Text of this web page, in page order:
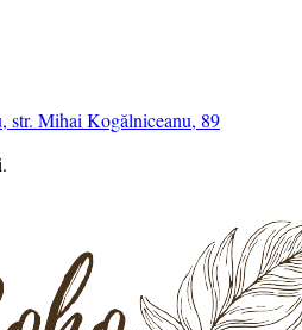
str. Mihai Kogălniceanu, 89